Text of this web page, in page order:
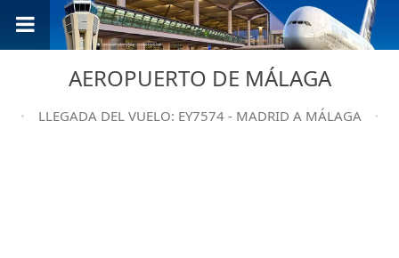
AEROPUERTO DE MÁLAGA
LLEGADA DEL VUELO: EY7574 - MADRID A MÁLAGA